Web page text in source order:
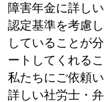
障害年金に詳し
認定基準を考慮
していることが
ートしてくれる
私たちにご依頼
詳しい社労士・